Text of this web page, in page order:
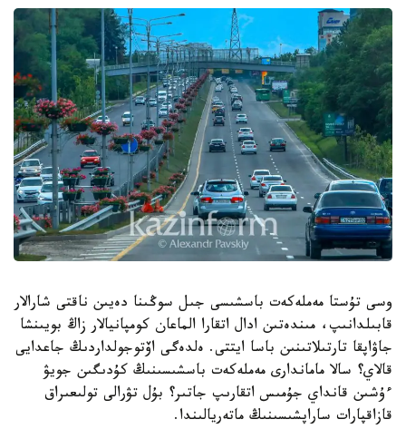
وسى تۇستا مەملەكەت باسشىسى جىل سوڭىنا دەيىن ناقتى شارالار
قابىلدانىپ، مىندەتىن ادال اتقارا الماعان كومپانيالار زاڭ بويىنشا
جاۋاپقا تارتىلاتىنىن باسا ايتتى. ەلدەگى اۆتوجولداردىڭ جاعدايى
قالاي؟ سالا ماماندارى مەملەكەت باسشىسىنىڭ كۇدىگىن جويۋ
ءۇشىن قانداي جۇمىس اتقارىپ جاتىر؟ بۇل تۋرالى تولىعىراق
قازاقپارات ساراپشىسىنىڭ ماتەريالىندا.